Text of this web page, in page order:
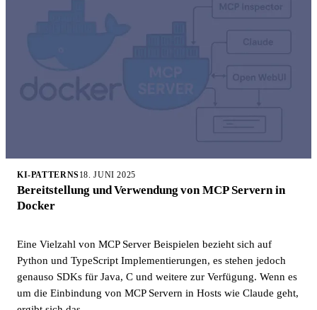
KI-PATTERNS18. JUNI 2025
Bereitstellung und Verwendung von MCP Servern in
Docker
Eine Vielzahl von MCP Server Beispielen bezieht sich auf
Python und TypeScript Implementierungen, es stehen jedoch
genauso SDKs für Java, C und weitere zur Verfügung. Wenn es
um die Einbindung von MCP Servern in Hosts wie Claude geht,